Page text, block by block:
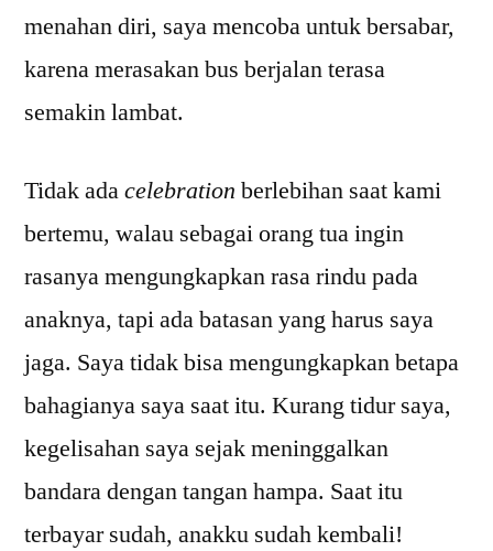
menahan diri, saya mencoba untuk bersabar,
karena merasakan bus berjalan terasa
semakin lambat.
Tidak adacelebration berlebihan saat kami
bertemu, walau sebagai orang tua ingin
rasanya mengungkapkan rasa rindu pada
anaknya, tapi ada batasan yang harus saya
jaga. Saya tidak bisa mengungkapkan betapa
bahagianya saya saat itu. Kurang tidur saya,
kegelisahan saya sejak meninggalkan
bandara dengan tangan hampa. Saat itu
terbayar sudah, anakku sudah kembali!